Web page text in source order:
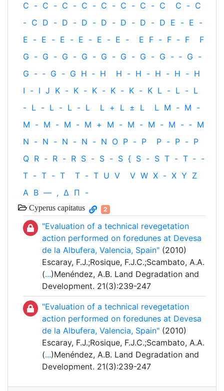
C - C - C - C - C - C - C - C C - C
- C D - D - D - D - D - D - D E - E -
E - E - E - E - E - E - E F - F - F
F
G - G - G - G - G - G - G - G - ‐ G -
G - ‐ G - G H ‐ H H - H - H - H - H
I - I J K - K - K - K - K - K L - L - L
- L - L - L - L L + L ± L L M - M -
M - M - M - M + M - M - M - M - ‐ M
N - N - N - N - N O P - P P - P - P
Q R - R - R S - S - S { S - S T - T ‐ -
T - T - T T - T U V V W X - X Y Z
Α Β — , Δ Π -
Cyperus capitatus 2
"Evaluation of a technical revegetation
action performed on foredunes at Devesa
de la Albufera, Valencia, Spain" (2010)
Escaray, F.J.;Rosique, F.J.C.;Scambato, A.A.
(...)Menéndez, A.B. Land Degradation and
Development. 21(3):239-247
"Evaluation of a technical revegetation
action performed on foredunes at Devesa
de la Albufera, Valencia, Spain" (2010)
Escaray, F.J.;Rosique, F.J.C.;Scambato, A.A.
(...)Menéndez, A.B. Land Degradation and
Development. 21(3):239-247